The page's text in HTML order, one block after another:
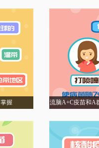
握 流脑A+C疫苗和A